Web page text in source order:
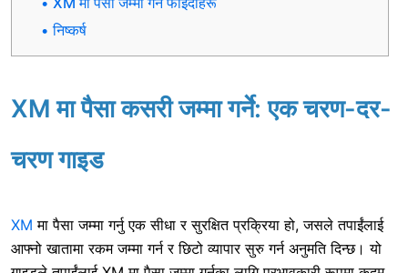
निष्कर्ष
XM मा पैसा कसरी जम्मा गर्ने: एक चरण-दर-
चरण गाइड
XM मा पैसा जम्मा गर्नुएक सीधा र सुरक्षित प्रक्रिया हो, जसले तपाईंलाई
आफ्नो खातामा रकम जम्मा गर्न र छिटो व्यापार सुरु गर्न अनुमति दिन्छ। यो